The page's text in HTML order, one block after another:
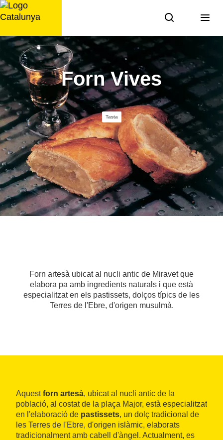
Saltar
al
Forn Vives
Tasta
Forn artesà ubicat al nucli antic de Miravet que
elabora pa amb ingredients naturals i que està
especialitzat en els pastissets, dolços típics de les
Terres de l'Ebre, d'origen musulmà.
Aquestforn artesà, ubicat al nucli antic de la
població, al costat de la plaça Major, està especialitzat
en l'elaboració de pastissets, un dolç tradicional de
les Terres de l'Ebre, d'origen islàmic, elaborats
tradicionalment amb cabell d'àngel. Actualment, es